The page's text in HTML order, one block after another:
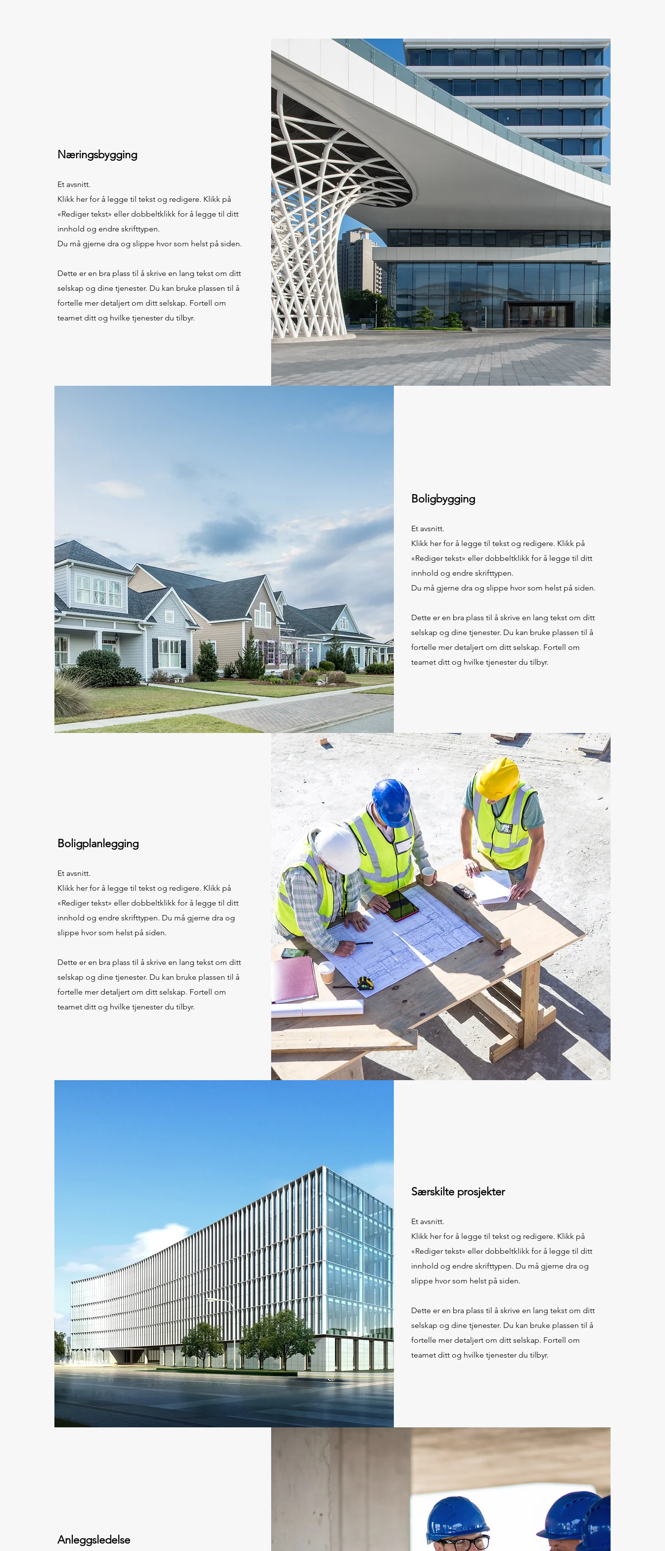
Næringsbygging
Et avsnitt.
Klikk her for å legge til tekst og redigere. Klikk på
«Rediger tekst» eller dobbeltklikk for å legge til ditt
innhold og endre skrifttypen.
Du må gjerne dra og slippe hvor som helst på siden.
Dette er en bra plass til å skrive en lang tekst om ditt
selskap og dine tjenester. Du kan bruke plassen til å
fortelle mer detaljert om ditt selskap. Fortell om
teamet ditt og hvilke tjenester du tilbyr.
Boligbygging
Et avsnitt.
Klikk her for å legge til tekst og redigere. Klikk på
«Rediger tekst» eller dobbeltklikk for å legge til ditt
innhold og endre skrifttypen.
Du må gjerne dra og slippe hvor som helst på siden.
Dette er en bra plass til å skrive en lang tekst om ditt
selskap og dine tjenester. Du kan bruke plassen til å
fortelle mer detaljert om ditt selskap. Fortell om
teamet ditt og hvilke tjenester du tilbyr.
Boligplanlegging
Et avsnitt.
Klikk her for å legge til tekst og redigere. Klikk på
«Rediger tekst» eller dobbeltklikk for å legge til ditt
innhold og endre skrifttypen. Du må gjerne dra og
slippe hvor som helst på siden.
Dette er en bra plass til å skrive en lang tekst om ditt
selskap og dine tjenester. Du kan bruke plassen til å
fortelle mer detaljert om ditt selskap. Fortell om
teamet ditt og hvilke tjenester du tilbyr.
Særskilte prosjekter
Et avsnitt.
Klikk her for å legge til tekst og redigere. Klikk på
«Rediger tekst» eller dobbeltklikk for å legge til ditt
innhold og endre skrifttypen. Du må gjerne dra og
slippe hvor som helst på siden.
Dette er en bra plass til å skrive en lang tekst om ditt
selskap og dine tjenester. Du kan bruke plassen til å
fortelle mer detaljert om ditt selskap. Fortell om
teamet ditt og hvilke tjenester du tilbyr.
Anleggsledelse